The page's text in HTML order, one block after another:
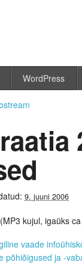
WordPress
9. juuni 2006
kujul, igaüks
vaade
põhiõigused ja -